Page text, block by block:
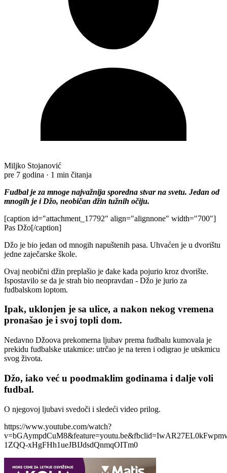
Miljko Stojanović
pre 7 godina · 1 min čitanja
Fudbal je za mnoge najvažnija sporedna stvar na svetu. Jedan od
mnogih je i Džo, neobičan džin tužnih očiju.
[caption id="attachment_17792" align="alignnone" width="700"]
Pas Džo[/caption]
Džo je bio jedan od mnogih napuštenih pasa. Uhvaćen je u dvorištu
jedne zaječarske škole.
Ovaj neobični džin preplašio je đake kada pojurio kroz dvorište.
Ispostavilo se da je strah bio neopravdan - Džo je jurio za
fudbalskom loptom.
Ipak, uklonjen je sa ulice, a nakon nekog vremena
pronašao je i svoj topli dom.
Nedavno Džoova prekomerna ljubav prema fudbalu kumovala je
prekidu fudbalske utakmice: utrčao je na teren i odigrao je utskmicu
svog života.
Džo, iako već u poodmaklim godinama i dalje voli
fudbal.
O njegovoj ljubavi svedoči i sledeći video prilog.
https://www.youtube.com/watch?
1ZQQ-xHgFHh1ueJBIJdsdQnmqOITm0